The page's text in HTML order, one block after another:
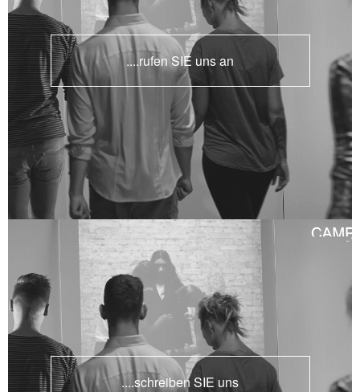
....rufen SIE uns an
....schreiben SIE uns